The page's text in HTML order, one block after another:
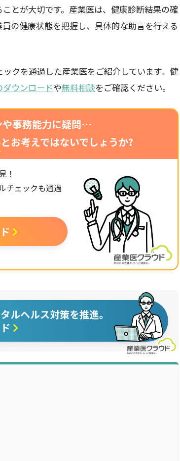
とが大切です。産業医は、健康診断結果の確
の健康状態を把握し、具体的な助言を行える
クを通過した産業医をご紹介しています。健
ウンロードや無料相談をご確認ください。
や事務能力に疑問…
とお考えではないでしょうか?
！
チェックも通過
ルヘルス対策を推進。